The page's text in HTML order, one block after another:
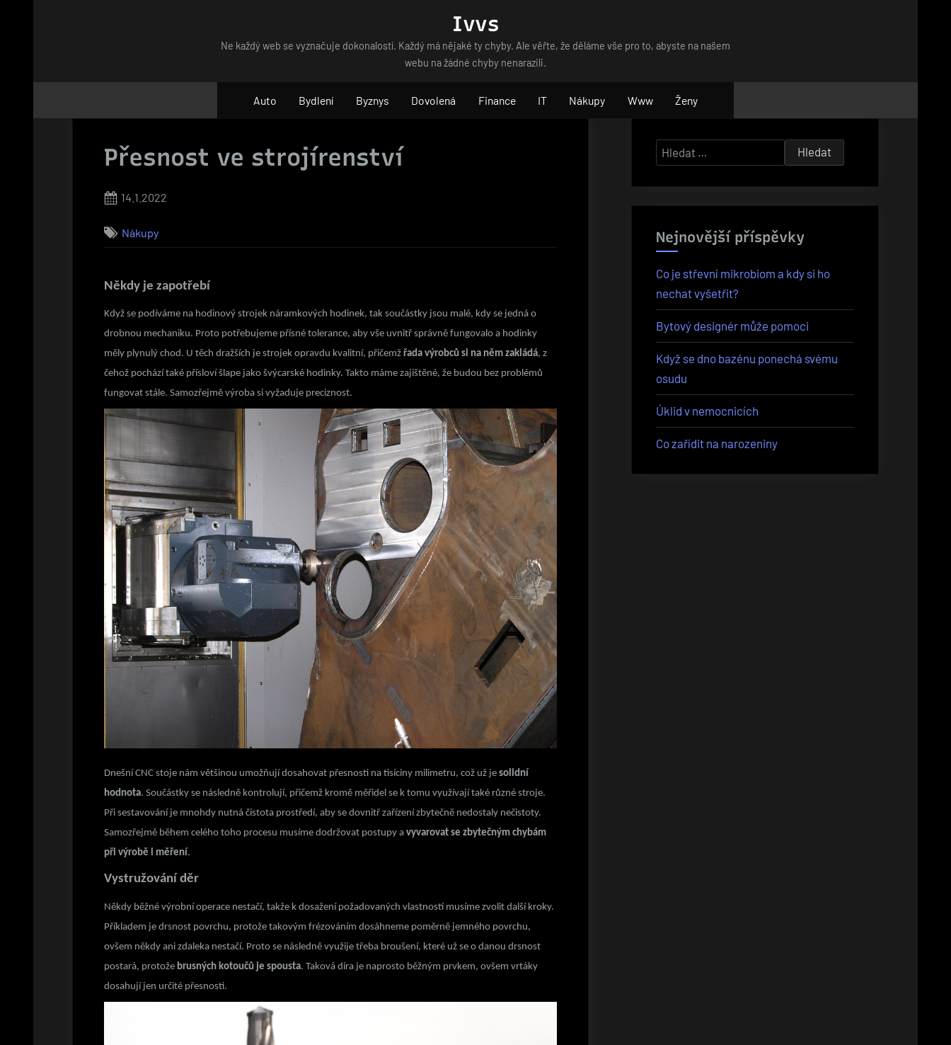
Ivvs
Ne každý web se vyznačuje dokonalostí. Každý má nějaké ty chyby. Ale věřte, že děláme vše pro to, abyste na našem
webu na žádné chyby nenarazili.
Auto Bydlení Byznys Dovolená Finance IT Nákupy Www Ženy
Přesnost ve strojírenství
Posted
14.1.2022
Nákupy
Někdy je zapotřebí
Když se podíváme na hodinový strojek náramkových hodinek, tak součástky jsou malé, kdy se jedná o
drobnou mechaniku. Proto potřebujeme přísné tolerance, aby vše uvnitř správně fungovalo a hodinky
měly plynulý chod. U těch dražších je strojek opravdu kvalitní, přičemž řada výrobců si na něm zakládá, z
čehož pochází také přísloví šlape jako švýcarské hodinky. Takto máme zajištěné, že budou bez problémů
fungovat stále. Samozřejmě výroba si vyžaduje preciznost.
Dnešní CNC stoje nám většinou umožňují dosahovat přesnosti na tisíciny milimetru, což už je solidní
hodnota. Součástky se následně kontrolují, přičemž kromě měřidel se k tomu využívají také různé stroje.
Při sestavování je mnohdy nutná čistota prostředí, aby se dovnitř zařízení zbytečně nedostaly nečistoty.
Samozřejmě během celého toho procesu musíme dodržovat postupy a vyvarovat se zbytečným chybám
při výrobě i měření.
Vystružování děr
Někdy běžné výrobní operace nestačí, takže k dosažení požadovaných vlastností musíme zvolit další kroky.
Příkladem je drsnost povrchu, protože takovým frézováním dosáhneme poměrně jemného povrchu,
ovšem někdy ani zdaleka nestačí. Proto se následně využije třeba broušení, které už se o danou drsnost
postará, protože brusných kotoučů je spousta. Taková díra je naprosto běžným prvkem, ovšem vrtáky
dosahují jen určité přesnosti.
Vyhledávání
Nejnovější příspěvky
Co je střevní mikrobiom a kdy si ho
nechat vyšetřit?
Bytový designér může pomoci
Když se dno bazénu ponechá svému
osudu
Úklid v nemocnicích
Co zařídit na narozeniny